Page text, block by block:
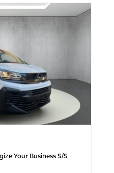
Your Business S/S